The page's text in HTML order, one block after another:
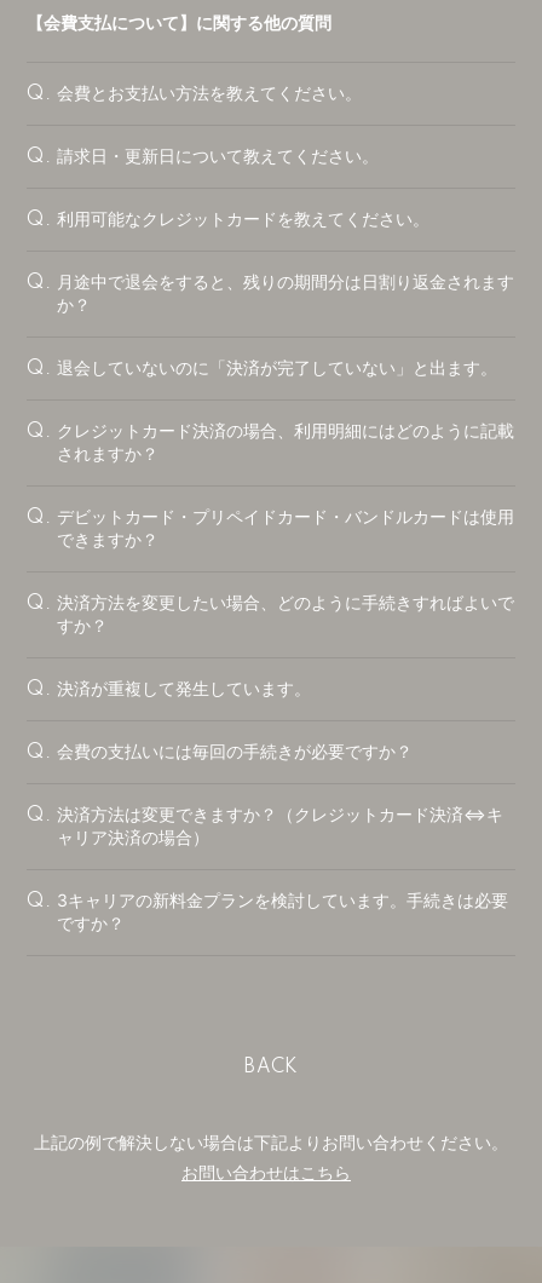
MOVIE
RADIO
Q&A
【会費支払について】に関する他の質問
Q. 会費とお支払い方法を教えてください。
Q. 請求日・更新日について教えてください。
Q. 利用可能なクレジットカードを教えてください。
Q.
月途中で退会をすると、残りの期間分は日割り返金されます
か？
Q. 退会していないのに「決済が完了していない」と出ます。
Q. クレジットカード決済の場合、利用明細にはどのように記載
されますか？
Q. デビットカード・プリペイドカード・バンドルカードは使用
できますか？
Q. 決済方法を変更したい場合、どのように手続きすればよいで
すか？
Q. 決済が重複して発生しています。
Q. 会費の支払いには毎回の手続きが必要ですか？
Q. 決済方法は変更できますか？（クレジットカード決済⇔キ
ャリア決済の場合）
Q. 3キャリアの新料金プランを検討しています。手続きは必要
ですか？
BACK
上記の例で解決しない場合は下記よりお問い合わせください。
お問い合わせはこちら